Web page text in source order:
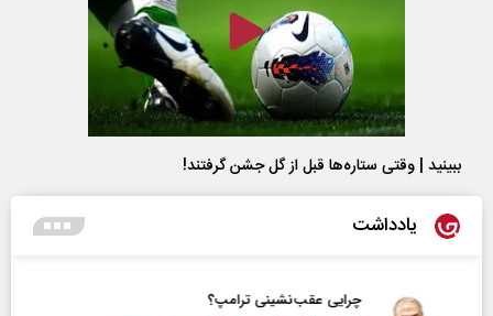
ببینید | وقتی ستاره‌ها قبل از گل جشن گرفتند!
یادداشت
چرایی عقب‌نشینی ترامپ؟